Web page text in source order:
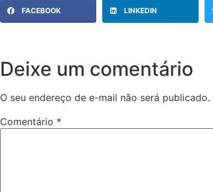
FACEBOOK LINKEDIN
Deixe um comentário
O seu endereço de e-mail não será publicado.
Comentário *